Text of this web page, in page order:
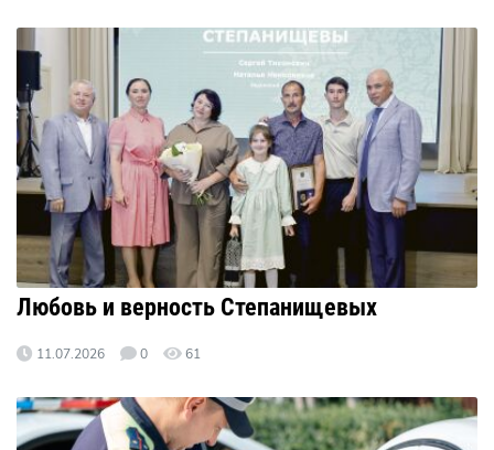
Любовь и верность Степанищевых
11.07.2026 0 61